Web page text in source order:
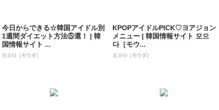
今日からできる☆韓国アイドル別
1週間ダイエット方法⑤選！ | 韓
国情報サイト ...
모으다［モウダ］
KPOPアイドルPICK♡ヨアジョン
メニュー | 韓国情報サイト 모으
다［モウ...
모으다［モウダ］